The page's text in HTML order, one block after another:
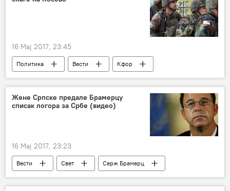
16 Мај 2017, 23:45
Политика Вести Кфор
Жене Српске предале Брамерцу
списак логора за Србе (видео)
16 Мај 2017, 23:23
Вести Свет
Серж Брамерц
Регион